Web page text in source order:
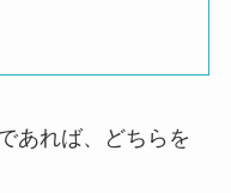
あれば、どちらを